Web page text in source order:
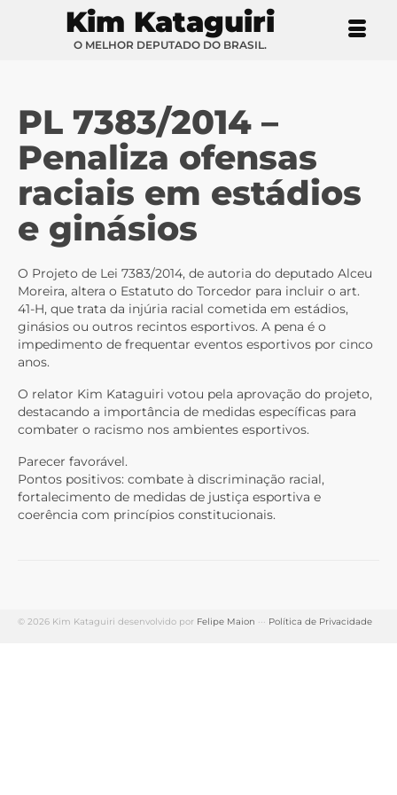
Kim Kataguiri
O MELHOR DEPUTADO DO BRASIL.
PL 7383/2014 –
Penaliza ofensas
raciais em estádios
e ginásios
O Projeto de Lei 7383/2014, de autoria do deputado Alceu
Moreira, altera o Estatuto do Torcedor para incluir o art.
41-H, que trata da injúria racial cometida em estádios,
ginásios ou outros recintos esportivos. A pena é o
impedimento de frequentar eventos esportivos por cinco
anos.
O relator Kim Kataguiri votou pela aprovação do projeto,
destacando a importância de medidas específicas para
combater o racismo nos ambientes esportivos.
Parecer favorável.
Pontos positivos: combate à discriminação racial,
fortalecimento de medidas de justiça esportiva e
coerência com princípios constitucionais.
© 2026 Kim Kataguiri desenvolvido por Felipe Maion ··· Política de Privacidade